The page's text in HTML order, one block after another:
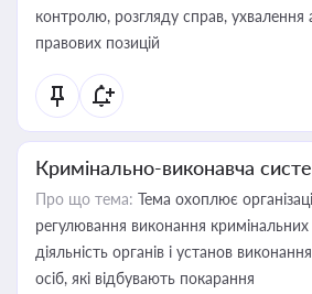
контролю, розгляду справ, ухвалення
правових позицій
Кримінально-виконавча
Про що тема: Тема охоплює
регулювання виконання
діяльність органів і установ
осіб, які відбувають покарання